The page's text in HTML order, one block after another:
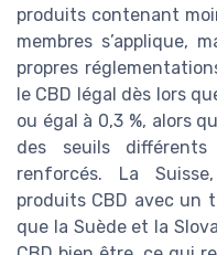
produits contenant
membres s’applique,
propres
le CBD légal dès lors
ou égal à 0,3 %, alors
des seuils
renforcés. La
produits CBD avec un
que la Suède et la